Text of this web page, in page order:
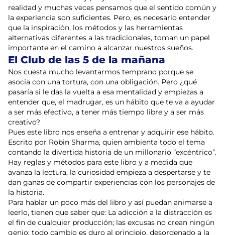
realidad y muchas veces pensamos que el sentido común y
la experiencia son suficientes. Pero, es necesario entender
que la inspiración, los métodos y las herramientas
alternativas diferentes a las tradicionales, toman un papel
importante en el camino a alcanzar nuestros sueños.
El Club de las 5 de la mañana
Nos cuesta mucho levantarmos temprano porque se
asocia con una tortura, con una obligación. Pero ¿qué
pasaría si le das la vuelta a esa mentalidad y empiezas a
entender que, el madrugar, es un hábito que te va a ayudar
a ser más efectivo, a tener más tiempo libre y a ser más
creativo?
Pues este libro nos enseña a entrenar y adquirir ese hábito.
Escrito por Robin Sharma, quien ambienta todo el tema
contando la divertida historia de un millonario “excéntrico”.
Hay reglas y métodos para este libro y a medida que
avanza la lectura, la curiosidad empieza a despertarse y te
dan ganas de compartir experiencias con los personajes de
la historia.
Para hablar un poco más del libro y así puedan animarse a
leerlo, tienen que saber que: La adicción a la distracción es
el fin de cualquier producción; las excusas no crean ningún
genio; todo cambio es duro al principio, desordenado a la